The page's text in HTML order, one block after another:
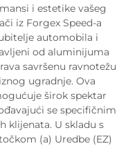
i estetike vašeg
iz Forgex Speed-a
automobila i
od aluminijuma
savršenu ravnotežu
ugradnje. Ova
širok spektar
se specifičnim
klijenata. U skladu s
(a) Uredbe (EZ)